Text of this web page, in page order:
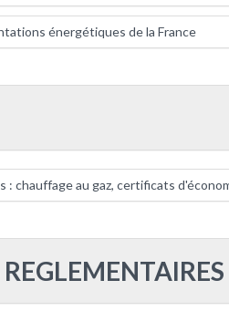
énergétiques de la France
: chauffage au gaz, certificats